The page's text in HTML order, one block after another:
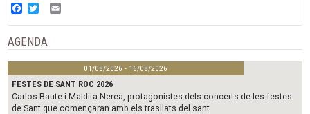
Facebook
Twitter
AGENDA
01/08/2026 - 16/08/2026
FESTES DE SANT ROC 2026
Carlos Baute i Maldita Nerea, protagonistes dels concerts de les festes
de Sant que començaran amb els trasllats del sant